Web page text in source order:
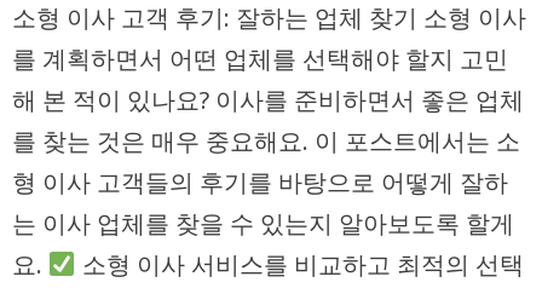
소형 이사 고객 후기: 잘하는 업체 찾기 소형 이사
를 계획하면서 어떤 업체를 선택해야 할지 고민
해 본 적이 있나요? 이사를 준비하면서 좋은 업체
를 찾는 것은 매우 중요해요. 이 포스트에서는 소
형 이사 고객들의 후기를 바탕으로 어떻게 잘하
는 이사 업체를 찾을 수 있는지 알아보도록 할게
요.
소형 이사 서비스를 비교하고 최적의 선택